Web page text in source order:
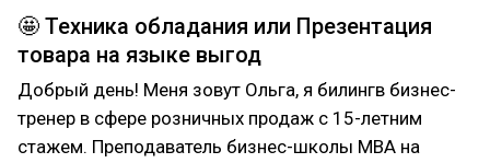
🤩 Техника обладания или Презентация
товара на языке выгод
Добрый день! Меня зовут Ольга, я билингв бизнес-
тренер в сфере розничных продаж с 15-летним
стажем. Преподаватель бизнес-школы MBA на